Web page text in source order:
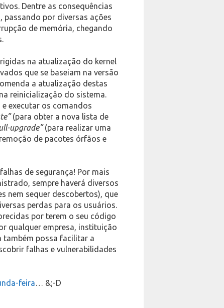
Dentre as consequências
passando por diversas ações
de memória, chegando
na atualização do kernel
que se baseiam na versão
a atualização destas
reinicialização do sistema.
executar os comandos
(para obter a nova lista de
upgrade”(para realizar uma
de pacotes órfãos e
de segurança! Por mais
sempre haverá diversos
nem sequer descobertos), que
perdas para os usuários.
por terem o seu código
qualquer empresa, instituição
também possa facilitar a
falhas e vulnerabilidades
feira… &;-D